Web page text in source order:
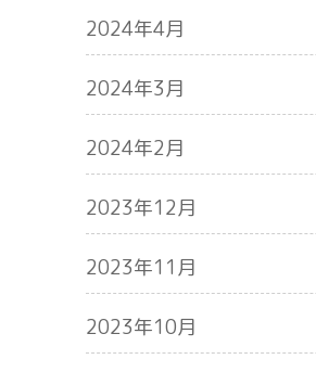
2024年4月
2024年3月
2024年2月
2023年12月
2023年11月
2023年10月